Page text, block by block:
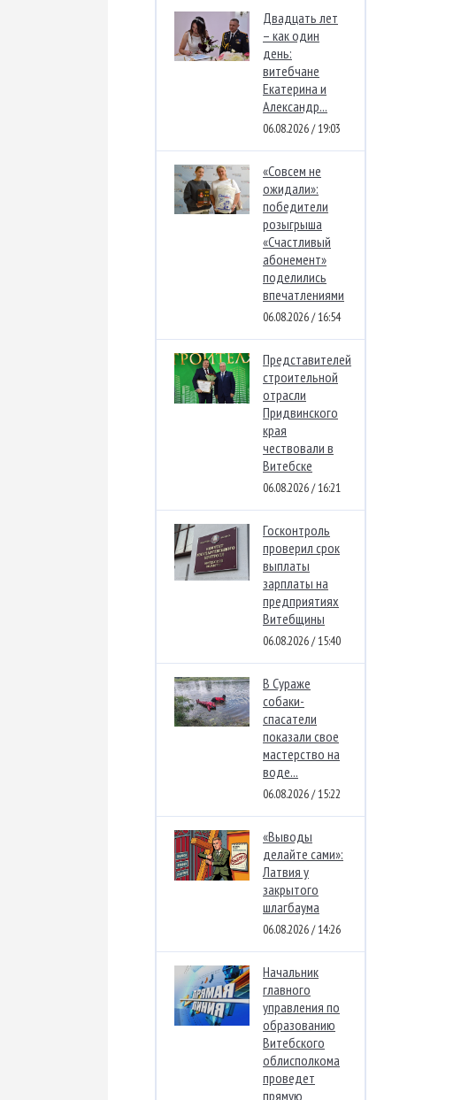
Двадцать лет
– как один
день:
витебчане
Екатерина и
Александр...
06.08.2026 / 19:03
«Совсем не
ожидали»:
победители
розыгрыша
«Счастливый
абонемент»
поделились
впечатлениями
06.08.2026 / 16:54
Представителей
строительной
отрасли
Придвинского
края
чествовали в
Витебске
06.08.2026 / 16:21
Госконтроль
проверил срок
выплаты
зарплаты на
предприятиях
Витебщины
06.08.2026 / 15:40
В Сураже
собаки-
спасатели
показали свое
мастерство на
воде...
06.08.2026 / 15:22
«Выводы
делайте сами»:
Латвия у
закрытого
шлагбаума
06.08.2026 / 14:26
Начальник
главного
управления по
образованию
Витебского
облисполкома
проведет
прямую